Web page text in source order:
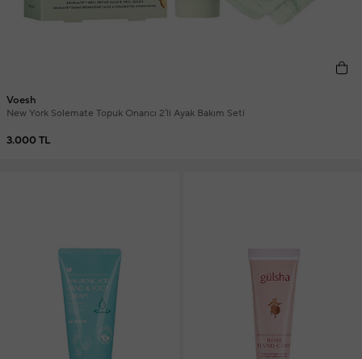
Voesh
New York Solemate Topuk Onarıcı 2'li Ayak Bakım Seti
3.000 TL